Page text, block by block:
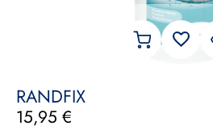
RANDFIX
15,95 €